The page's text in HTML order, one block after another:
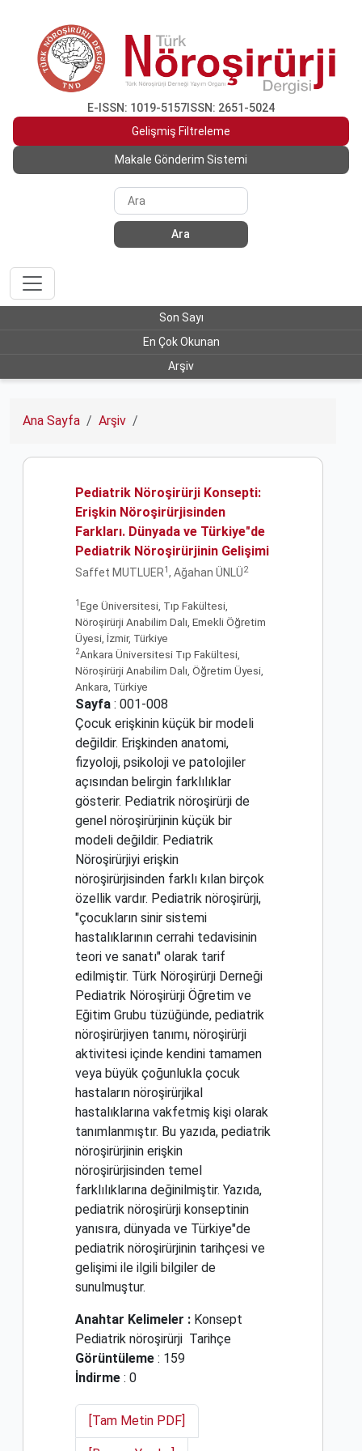
E-ISSN: 1019-5157 ISSN: 2651-5024
Gelişmiş Filtreleme
Makale Gönderim Sistemi
Ara
Son Sayı
En Çok Okunan
Arşiv
Ana Sayfa Arşiv
Pediatrik Nöroşirürji Konsepti:
Erişkin Nöroşirürjisinden
Farkları. Dünyada ve Türkiye"de
Pediatrik Nöroşirürjinin Gelişimi
Saffet MUTLUER1 , Ağahan ÜNLÜ2
1 Ege Üniversitesi, Tıp Fakültesi,
Nöroşirürji Anabilim Dalı, Emekli Öğretim
Üyesi, İzmir, Türkiye
2Ankara Üniversitesi Tıp Fakültesi,
Nöroşirürji Anabilim Dalı, Öğretim Üyesi,
Ankara, Türkiye
Sayfa : 001-008
Çocuk erişkinin küçük bir modeli
değildir. Erişkinden anatomi,
fizyoloji, psikoloji ve patolojiler
açısından belirgin farklılıklar
gösterir. Pediatrik nöroşirürji de
genel nöroşirürjinin küçük bir
modeli değildir. Pediatrik
Nöroşirürjiyi erişkin
nöroşirürjisinden farklı kılan birçok
özellik vardır. Pediatrik nöroşirürji,
"çocukların sinir sistemi
hastalıklarının cerrahi tedavisinin
teori ve sanatı" olarak tarif
edilmiştir. Türk Nöroşirürji Derneği
Pediatrik Nöroşirürji Öğretim ve
Eğitim Grubu tüzüğünde, pediatrik
nöroşirürjiyen tanımı, nöroşirürji
aktivitesi içinde kendini tamamen
veya büyük çoğunlukla çocuk
hastaların nöroşirürjikal
hastalıklarına vakfetmiş kişi olarak
tanımlanmıştır. Bu yazıda, pediatrik
nöroşirürjinin erişkin
nöroşirürjisinden temel
farklılıklarına değinilmiştir. Yazıda,
pediatrik nöroşirürji konseptinin
yanısıra, dünyada ve Türkiye"de
pediatrik nöroşirürjinin tarihçesi ve
gelişimi ile ilgili bilgiler de
sunulmuştur.
Anahtar Kelimeler : Konsept
Pediatrik nöroşirürji Tarihçe
Görüntüleme : 159
İndirme : 0
[Tam Metin PDF]